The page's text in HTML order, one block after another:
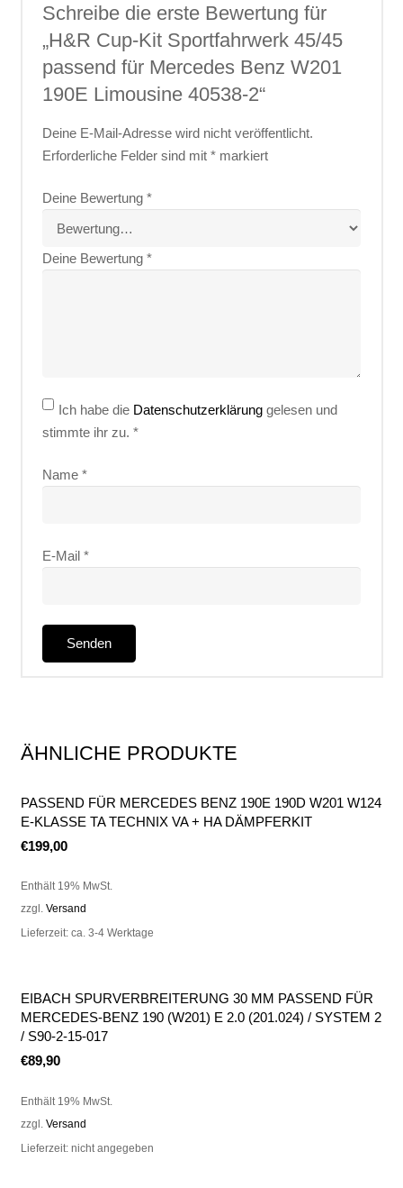
Schreibe die erste Bewertung für
„H&R Cup-Kit Sportfahrwerk 45/45
passend für Mercedes Benz W201
190E Limousine 40538-2“
Deine E-Mail-Adresse wird nicht veröffentlicht.
Erforderliche Felder sind mit * markiert
Deine Bewertung *
Deine Bewertung *
Ich habe die Datenschutzerklärunggelesen und
stimmte ihr zu. *
Name *
E-Mail *
ÄHNLICHE PRODUKTE
PASSEND FÜR MERCEDES BENZ 190E 190D W201 W124
E-KLASSE TA TECHNIX VA + HA DÄMPFERKIT
€199,00
Enthält 19% MwSt.
zzgl. Versand
Lieferzeit: ca. 3-4 Werktage
EIBACH SPURVERBREITERUNG 30 MM PASSEND FÜR
MERCEDES-BENZ 190 (W201) E 2.0 (201.024) / SYSTEM 2
/ S90-2-15-017
€89,90
Enthält 19% MwSt.
zzgl. Versand
Lieferzeit: nicht angegeben